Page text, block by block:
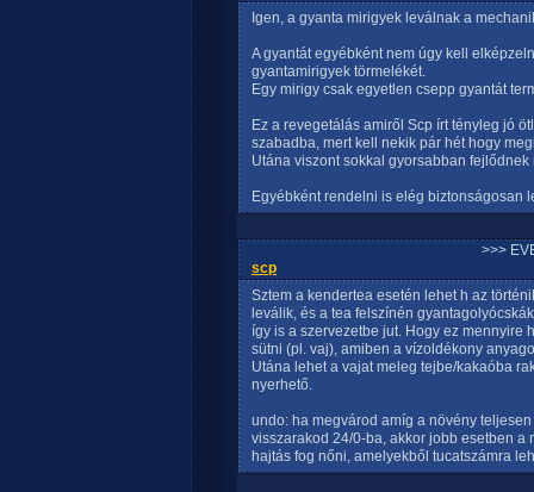
Igen, a gyanta mirigyek leválnak a
A gyantát egyébként nem úgy kell
gyantamirigyek törmelékét.
Egy mirigy csak egyetlen csepp gyantát
Ez a revegetálás amiről Scp írt tényleg jó
szabadba, mert kell nekik pár hét hogy
Utána viszont sokkal gyorsabban
Egyébként rendelni is elég biztonságosan
>>>
scp
Sztem a kendertea esetén lehet h az
leválik, és a tea felszínén
így is a szervezetbe jut. Hogy ez mennyire
sütni (pl. vaj), amiben a vízoldékony
Utána lehet a vajat meleg tejbe/kakaóba
nyerhető.
undo: ha megvárod amíg a növény
visszarakod 24/0-ba, akkor jobb esetben
hajtás fog nőni, amelyekből tucatszámra